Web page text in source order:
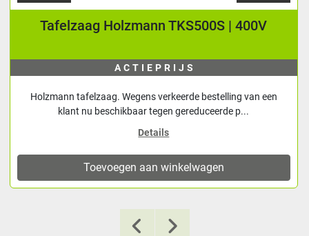
Tafelzaag Holzmann TKS500S | 400V
ACTIEPRIJS
Holzmann tafelzaag. Wegens verkeerde bestelling van een
klant nu beschikbaar tegen gereduceerde p...
Details
Toevoegen aan winkelwagen